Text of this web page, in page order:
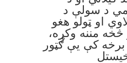
د سولې د
او ټولو هغو
مننه وکړه،
کې یې ګټور